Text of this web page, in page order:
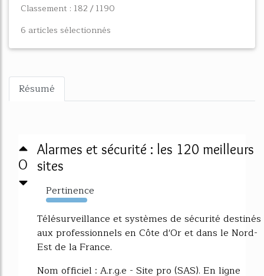
Classement : 182 / 1190
6 articles sélectionnés
Résumé
0
Alarmes et sécurité : les 120 meilleurs
sites
Pertinence
33861%
Télésurveillance et systèmes de sécurité destinés
aux professionnels en Côte d'Or et dans le Nord-
Est de la France.
Nom officiel : A.r.g.e - Site pro (SAS). En ligne